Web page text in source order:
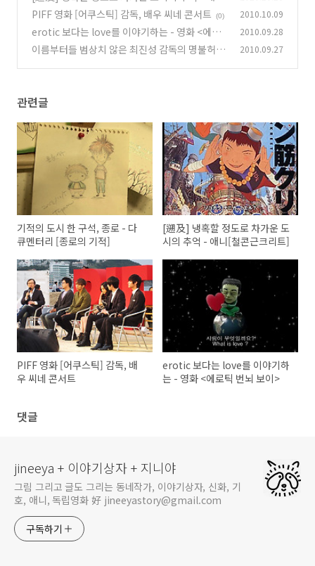
[철콘근크리트] (0)
PIFF 영화 [어쿠스틱] 감독, 배우 씨네 콘서트 (0) 2010.10.09
erotic 보다는 love를 이야기하는 - 영화 <에로
틱 번뇌 보이> (1)
2010.09.28
이름부터들 범상치 않은 최진성 감독의 명불허전
2010.09.27
관련글
기적의 도시 한 구석, 종로 - 다
큐멘터리 [종로의 기적]
[遡及] 냉혹할 정도로 차가운 도
시의 추억 - 애니[철콘근크리트]
PIFF 영화 [어쿠스틱] 감독, 배
우 씨네 콘서트
erotic 보다는 love를 이야기하
는 - 영화 <에로틱 번뇌 보이>
댓글
jineeya + 이야기상자 + 지니야
그림 그리고 글도 그리는 동네작가, 이야기상자, 신화, 기
호, 애니, 독립영화 好 jineeyastory@gmail.com
구독하기